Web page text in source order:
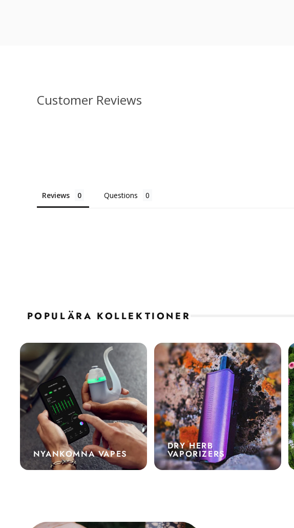
Customer Reviews
Reviews Questions
POPULÄRA KOLLEKTIONER
NYANKOMNA VAPES
DRY HERB
VAPORIZERS